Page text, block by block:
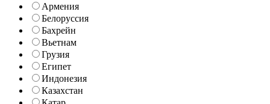
Армения
Белоруссия
Бахрейн
Вьетнам
Грузия
Египет
Индонезия
Казахстан